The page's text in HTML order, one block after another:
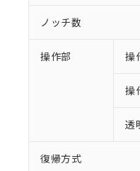
ノッチ数
操作部 操
操
透
復帰方式